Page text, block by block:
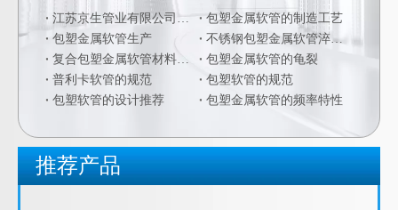
江苏京生管业有限公司危险废物管理制度公司
包塑金属软管的制造工艺
包塑金属软管生产
不锈钢包塑金属软管淬火硬化
复合包塑金属软管材料的二次加工
包塑金属软管的龟裂
普利卡软管的规范
包塑软管的规范
包塑软管的设计推荐
包塑金属软管的频率特性
推荐产品